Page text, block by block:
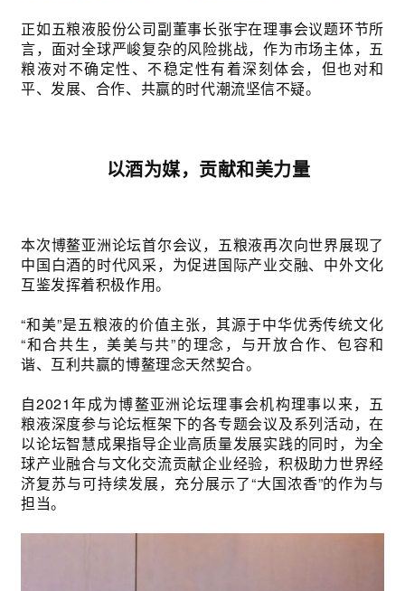
正如五粮液股份公司副董事长张宇在理事会议题环节所
言，面对全球严峻复杂的风险挑战，作为市场主体，五
粮液对不确定性、不稳定性有着深刻体会，但也对和
平、发展、合作、共赢的时代潮流坚信不疑。
以酒为媒，贡献和美力量
本次博鳌亚洲论坛首尔会议，五粮液再次向世界展现了
中国白酒的时代风采，为促进国际产业交融、中外文化
互鉴发挥着积极作用。
“和美”是五粮液的价值主张，其源于中华优秀传统文化
“和合共生，美美与共”的理念，与开放合作、包容和
谐、互利共赢的博鳌理念天然契合。
自2021年成为博鳌亚洲论坛理事会机构理事以来，五
粮液深度参与论坛框架下的各专题会议及系列活动，在
以论坛智慧成果指导企业高质量发展实践的同时，为全
球产业融合与文化交流贡献企业经验，积极助力世界经
济复苏与可持续发展，充分展示了“大国浓香”的作为与
担当。